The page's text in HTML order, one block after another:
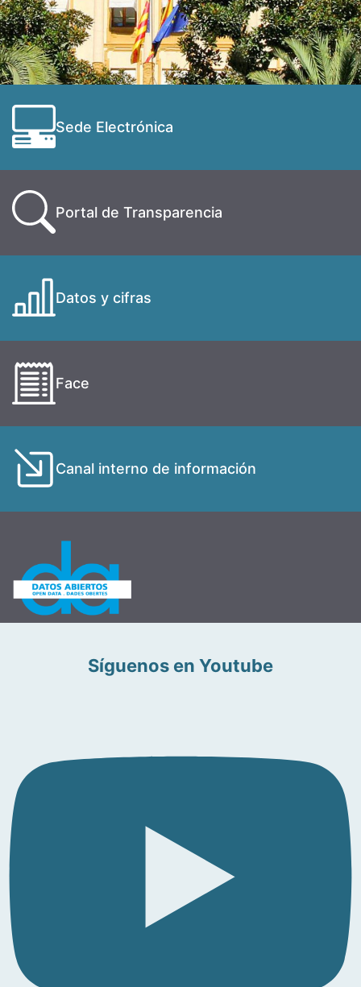
Sede Electrónica
Portal de Transparencia
Datos y cifras
Face
Canal interno de información
Síguenos en Youtube